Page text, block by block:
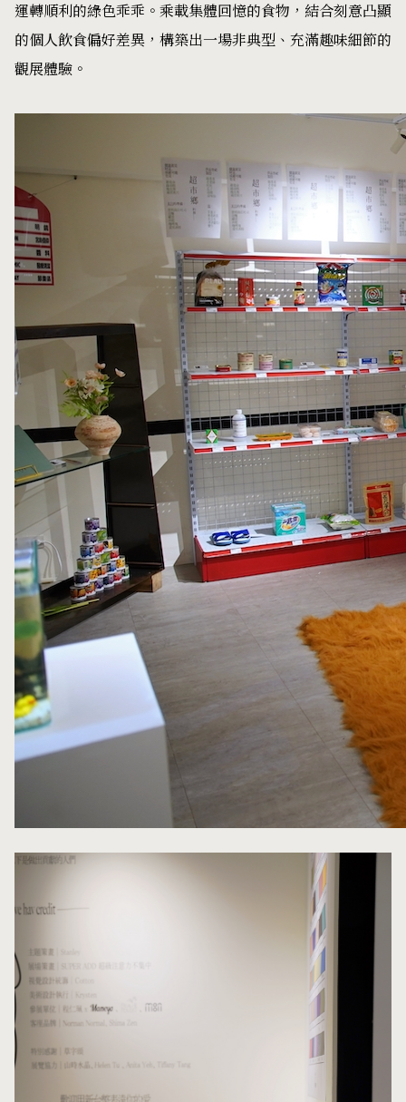
運轉順利的綠色乖乖。乘載集體回憶的食物，結合刻意凸顯
的個人飲食偏好差異，構築出一場非典型、充滿趣味細節的
觀展體驗。